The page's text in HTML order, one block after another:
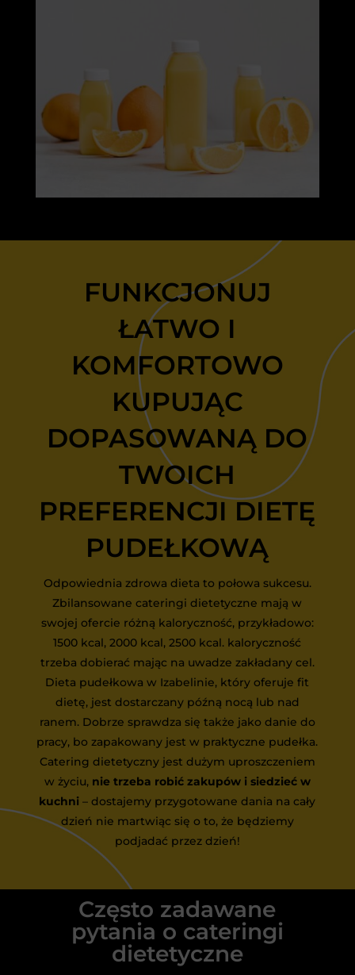
FUNKCJONUJ
ŁATWO I
KOMFORTOWO
KUPUJĄC
DOPASOWANĄ DO
TWOICH
PREFERENCJI DIETĘ
PUDEŁKOWĄ
Odpowiednia zdrowa dieta to połowa sukcesu.
Zbilansowane cateringi dietetyczne mają w
swojej ofercie różną kaloryczność, przykładowo:
1500 kcal, 2000 kcal, 2500 kcal. kaloryczność
trzeba dobierać mając na uwadze zakładany cel.
Dieta pudełkowa w Izabelinie, który oferuje fit
dietę, jest dostarczany późną nocą lub nad
ranem. Dobrze sprawdza się także jako danie do
pracy, bo zapakowany jest w praktyczne pudełka.
Catering dietetyczny jest dużym uproszczeniem
w życiu, nie trzeba robić zakupów i siedzieć w
kuchni – dostajemy przygotowane dania na cały
dzień nie martwiąc się o to, że będziemy
podjadać przez dzień!
Często zadawane
pytania o cateringi
dietetyczne